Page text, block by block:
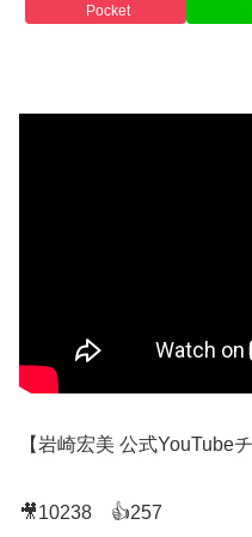
Pocket
【岩崎宏美 公式YouTube
🎥10238 👍257